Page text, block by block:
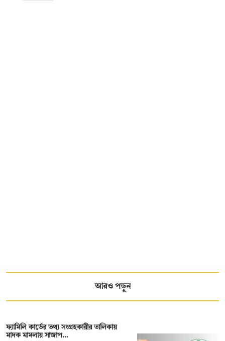
আরও পড়ুন
ফ্যামিলি কার্ডের তথ্য সংগ্রহকারীর তালিকায়
মাদক মামলায় সাজাপ…